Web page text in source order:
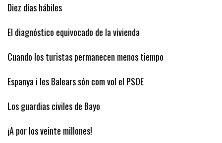
Diez días hábiles
El diagnóstico equivocado de la vivienda
Cuando los turistas permanecen menos tiempo
Espanya i les Balears són com vol el PSOE
Los guardias civiles de Bayo
¡A por los veinte millones!